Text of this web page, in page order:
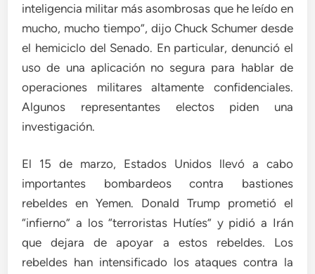
inteligencia militar más asombrosas que he leído en
mucho, mucho tiempo”, dijo Chuck Schumer desde
el hemiciclo del Senado. En particular, denunció el
uso de una aplicación no segura para hablar de
operaciones militares altamente confidenciales.
Algunos representantes electos piden una
investigación.
El 15 de marzo, Estados Unidos llevó a cabo
importantes bombardeos contra bastiones
rebeldes en Yemen. Donald Trump prometió el
“infierno” a los “terroristas Hutíes” y pidió a Irán
que dejara de apoyar a estos rebeldes. Los
rebeldes han intensificado los ataques contra la